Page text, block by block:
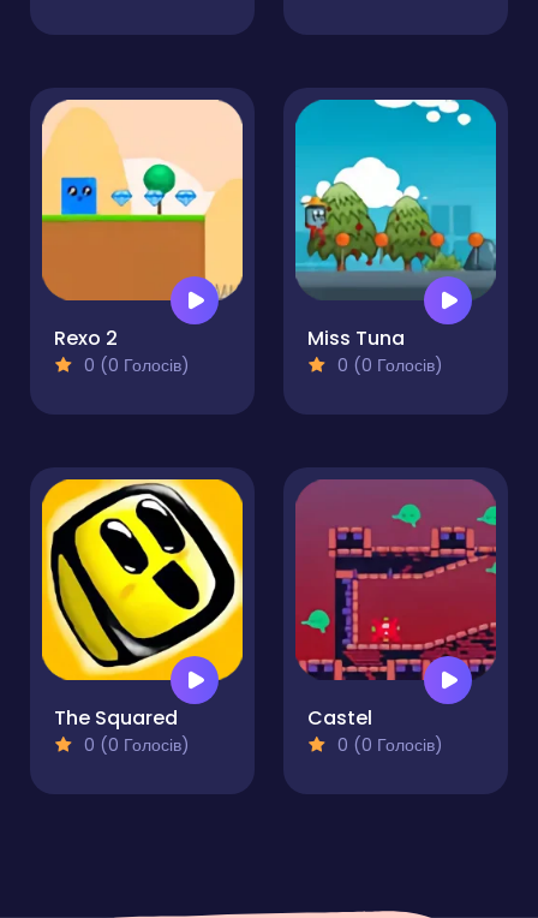
Rexo 2
0 (0 Голосів)
Miss Tuna
0 (0 Голосів)
The Squared
0 (0 Голосів)
Castel
0 (0 Голосів)